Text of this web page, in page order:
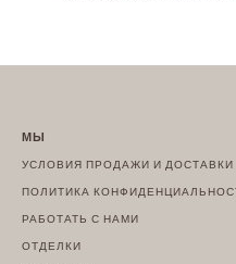
МЫ
УСЛОВИЯ ПРОДАЖИ И ДОСТАВКИ
ПОЛИТИКА
РАБОТАТЬ С НАМИ
ОТДЕЛКИ